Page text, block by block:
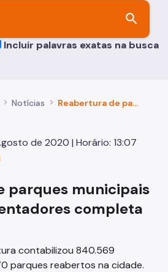
search
Incluir palavras exatas na busca
Notícias Reabertura de parques municipais para os frequentadores completa um mês
de 2020 | Horário: 13:07
parques municipais
completa
contabilizou 840.569
parques reabertos na cidade.